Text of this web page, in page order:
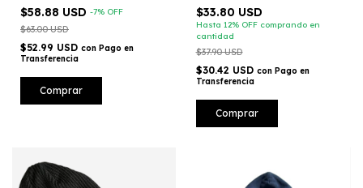
$58.88 USD -7% OFF
$63.00 USD
$52.99 USD con Pago en
Transferencia
Comprar
$33.80 USD
Hasta 12% OFF comprando en
cantidad
$37.90 USD
$30.42 USD con Pago en
Transferencia
Comprar